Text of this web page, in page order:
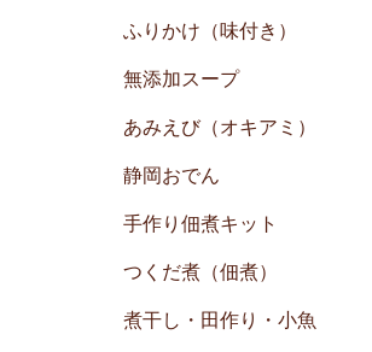
ふりかけ（味付き）
無添加スープ
あみえび（オキアミ）
静岡おでん
手作り佃煮キット
つくだ煮（佃煮）
煮干し・田作り・小魚